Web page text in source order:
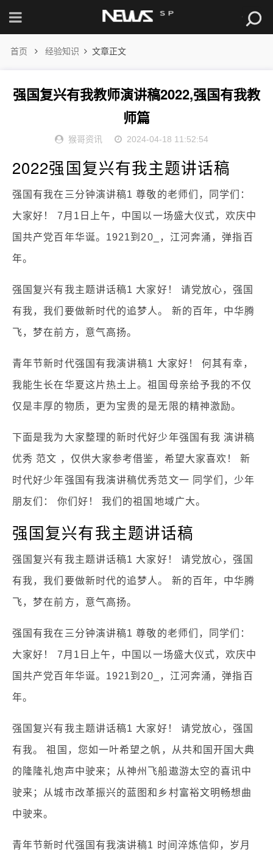
首页 经验知识 文章正文
强国复兴有我教师演讲稿2022,强国有我教
师篇
猴哥资讯 2024-04-18 11:52:54
2022强国复兴有我主题讲话稿
强国有我在三分钟演讲稿1 尊敬的老师们，同学们：
大家好！ 7月1日上午，中国以一场盛大仪式，欢庆中
国共产党百年华诞。1921到20_，江河奔涌，弹指百
年。
强国复兴有我主题讲话稿1 大家好！ 请党放心，强国
有我，我们要做新时代的追梦人。 新的百年，中华腾
飞，梦在前方，意气高扬。
青年节新时代强国有我演讲稿1 大家好！ 何其有幸，
我能生长在华夏这片热土上。祖国母亲给予我的不仅
仅是丰厚的物质，更为宝贵的是无限的精神激励。
下面是我为大家整理的新时代好少年强国有我 演讲稿
优秀 范文 ，仅供大家参考借鉴，希望大家喜欢！ 新
时代好少年强国有我演讲稿优秀范文一 同学们，少年
朋友们： 你们好！ 我们的祖国地域广大。
强国复兴有我主题讲话稿
强国复兴有我主题讲话稿1 大家好！ 请党放心，强国
有我，我们要做新时代的追梦人。 新的百年，中华腾
飞，梦在前方，意气高扬。
强国有我在三分钟演讲稿1 尊敬的老师们，同学们：
大家好！ 7月1日上午，中国以一场盛大仪式，欢庆中
国共产党百年华诞。1921到20_，江河奔涌，弹指百
年。
强国复兴有我主题讲话稿1 大家好！ 请党放心，强国
有我。 祖国，您如一叶希望之帆，从共和国开国大典
的隆隆礼炮声中驶来；从神州飞船遨游太空的喜讯中
驶来；从城市改革振兴的蓝图和乡村富裕文明畅想曲
中驶来。
青年节新时代强国有我演讲稿1 时间淬炼信仰，岁月